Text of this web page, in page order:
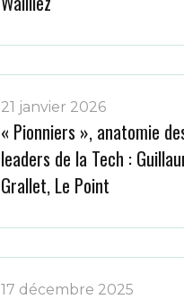
21 janvier 2026
« Pionniers », anatomie
leaders de la Tech :
Grallet, Le Point
17 décembre 2025